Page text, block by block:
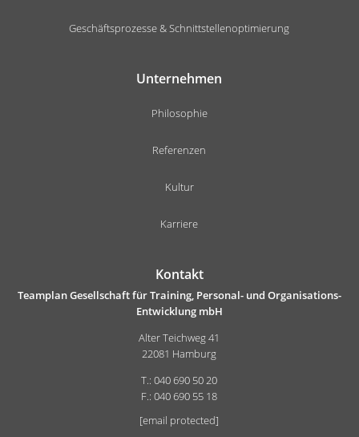
Geschäftsprozesse & Schnittstellenoptimierung
Unternehmen
Philosophie
Referenzen
Kultur
Karriere
Kontakt
Teamplan Gesellschaft für Training, Personal- und Organisations-
Entwicklung mbH
Alter Teichweg 41
22081 Hamburg
T.: 040 690 50 20
F.: 040 690 55 18
[email protected]